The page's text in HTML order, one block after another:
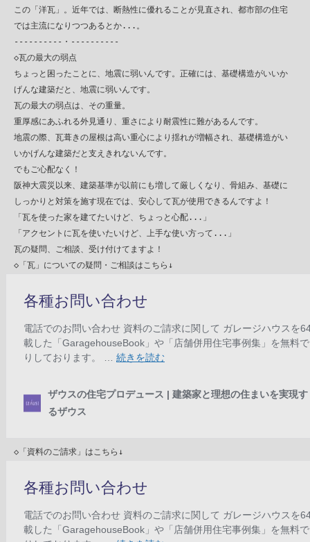
この「洋瓦」。近年では、断熱性に優れることが見直され、都市部の住宅
では主流になりつつあるとか...。
----------・----------
◇瓦の最大の弱点
ちょっと困ったことに、地震に弱いんです。正確には、基礎構造がいいか
げんな建築だと、地震に弱いんです。
瓦の最大の弱点は、その重量。
重厚感にあふれる外見通り、重さにより耐震性に難があるんです。
地震の際、瓦葺きの屋根は高い重心により揺れが増幅され、基礎構造がい
いかげんな建築だと支えきれないんです。
でもご心配なく！
阪神大震災以来、建築基準が以前にも増して厳しくなり、骨組み、基礎に
しっかりと対策を施す現在では、安心して瓦が使用できるんですよ！
「瓦を使った家を建てたいけど、ちょっと心配...」
「アクセントに瓦を使いたいけど、上手な使い方って...」
瓦の疑問、ご相談、受け付けてますよ！